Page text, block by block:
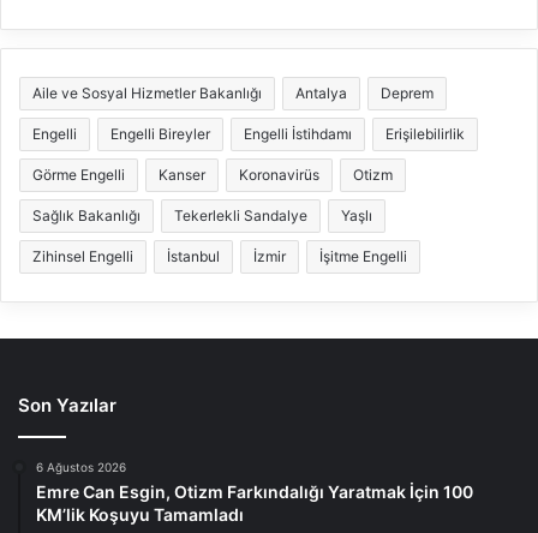
Aile ve Sosyal Hizmetler Bakanlığı Antalya Deprem
Engelli Engelli Bireyler Engelli İstihdamı Erişilebilirlik
Görme Engelli Kanser Koronavirüs Otizm
Sağlık Bakanlığı Tekerlekli Sandalye Yaşlı
Zihinsel Engelli İstanbul İzmir İşitme Engelli
Son Yazılar
6 Ağustos 2026
Emre Can Esgin, Otizm Farkındalığı Yaratmak İçin 100
KM’lik Koşuyu Tamamladı